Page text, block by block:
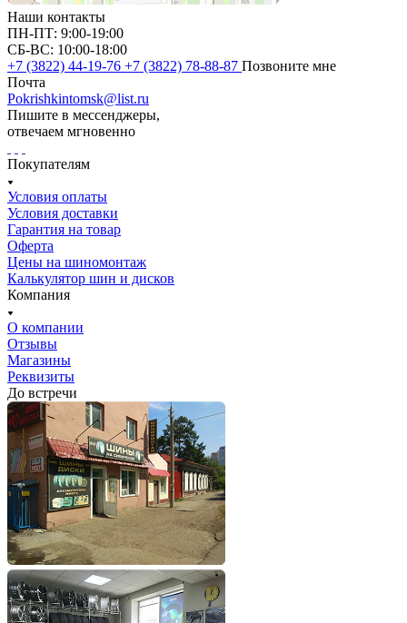
Наши контакты
ПН-ПТ: 9:00-19:00
СБ-ВС: 10:00-18:00
+7 (3822) 44-19-76 +7 (3822) 78-88-87 Позвоните мне
Почта
Pokrishkintomsk@list.ru
Пишите в мессенджеры,
отвечаем мгновенно
Покупателям
Условия оплаты
Условия доставки
Гарантия на товар
Оферта
Цены на шиномонтаж
Калькулятор шин и дисков
Компания
О компании
Отзывы
Магазины
Реквизиты
До встречи